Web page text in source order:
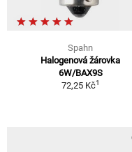
Spahn
Halogenová žárovka
6W/BAX9S
72,25 Kč1